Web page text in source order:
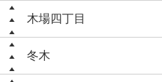
木場四丁目
冬木